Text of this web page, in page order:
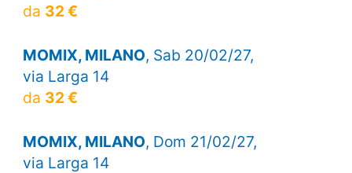
da 32 €
MOMIX, MILANO, Sab 20/02/27,
via Larga 14
da 32 €
MOMIX, MILANO, Dom 21/02/27,
via Larga 14